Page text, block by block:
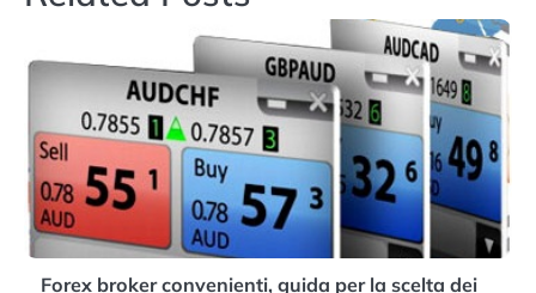
Forex broker convenienti, guida per la scelta dei